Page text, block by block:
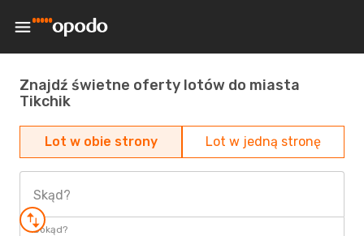
Znajdź świetne oferty lotów do miasta
Tikchik
Lot w obie strony Lot w jedną stronę
Skąd?
Dokąd?